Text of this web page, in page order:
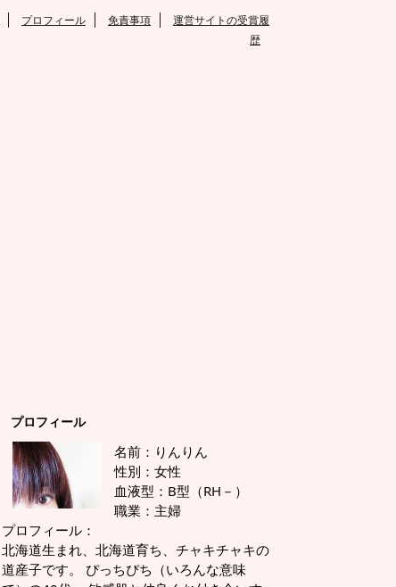
プロフィール 免責事項
運営サイトの受賞履
歴
プロフィール
名前：りんりん
性別：女性
血液型：B型（RH－）
職業：主婦
プロフィール：
北海道生まれ、北海道育ち、チャキチャキの
道産子です。 ぴっちぴち（いろんな意味